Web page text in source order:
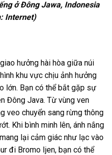
ở Đông Jawa, Indonesia
Internet)
hưởng hài hòa giữa núi
khu vực chịu ảnh hưởng
lớn. Bạn có thể bắt gặp sự
Đông Java. Từ vùng ven
veo chuyển sang rừng thông
Khi bình minh lên, ánh nắng
lại cảm giác như lạc vào
đi Bromo Ijen, bạn có thể